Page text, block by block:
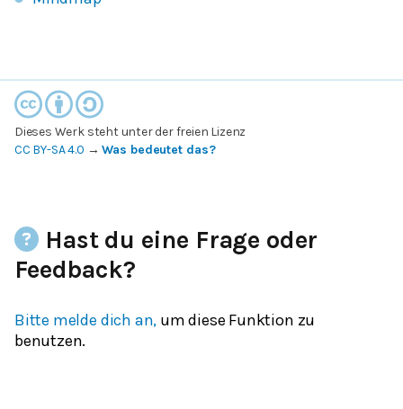
Dieses Werk steht unter der freien Lizenz
CC BY-SA 4.0 →Was bedeutet das?
Hast du eine Frage oder
Feedback?
Bitte melde dich an, um diese Funktion zu
benutzen.